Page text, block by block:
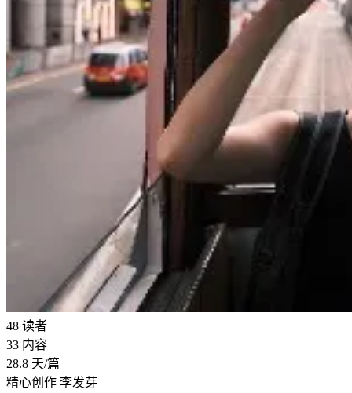
48 读者
33 内容
28.8 天/篇
精心创作 李发芽